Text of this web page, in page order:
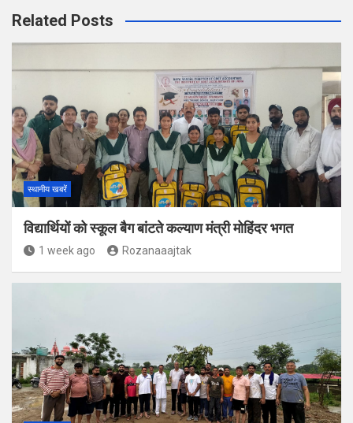
Related Posts
स्थानीय खबरें
विद्यार्थियों को स्कूल बैग बांटते कल्याण मंत्री मोहिंदर भगत
1 week ago Rozanaaajtak